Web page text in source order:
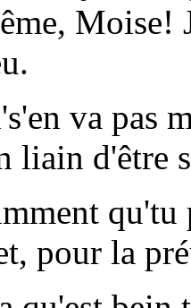
Moise!
va pas
liain
qu'tu
pour la